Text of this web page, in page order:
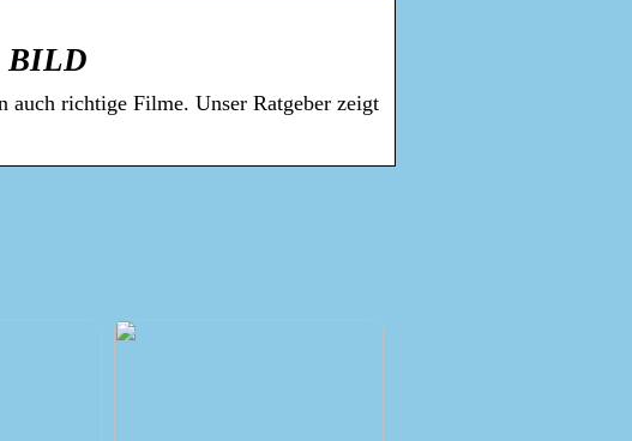
BILD
richtige Filme. Unser Ratgeber zeigt